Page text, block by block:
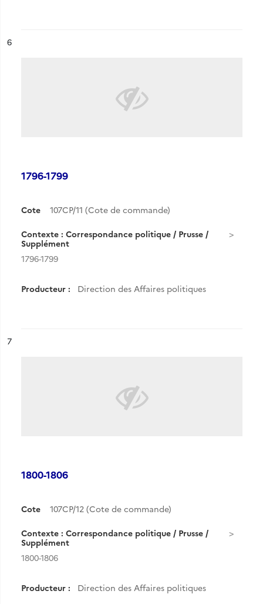
n°
6
1796-1799
Cote 107CP/11 (Cote de commande)
Contexte : Correspondance politique / Prusse /
Supplément
1796-1799
Producteur : Direction des Affaires politiques
n°
7
1800-1806
Cote 107CP/12 (Cote de commande)
Contexte : Correspondance politique / Prusse /
Supplément
1800-1806
Producteur : Direction des Affaires politiques